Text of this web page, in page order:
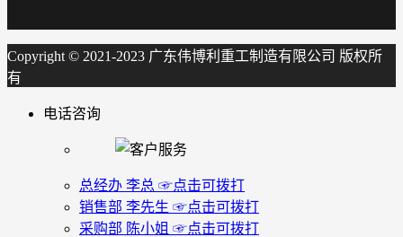
Copyright © 2021-2023 广东伟博利重工制造有限公司 版权所
有
电话咨询
总经办 李总 ☞点击可拨打
销售部 李先生 ☞点击可拨打
采购部 陈小姐 ☞点击可拨打